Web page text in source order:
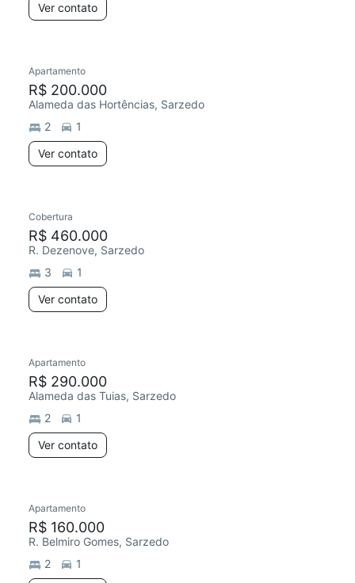
Ver contato
Apartamento
R$ 200.000
Alameda das Hortências, Sarzedo
2
1
Ver contato
Cobertura
R$ 460.000
R. Dezenove, Sarzedo
3
1
Ver contato
Apartamento
R$ 290.000
Alameda das Tuias, Sarzedo
2
1
Ver contato
Apartamento
R$ 160.000
R. Belmiro Gomes, Sarzedo
2
1